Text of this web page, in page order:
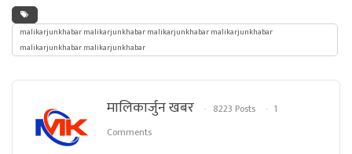
malikarjunkhabar malikarjunkhabar malikarjunkhabar malikarjunkhabar
malikarjunkhabar malikarjunkhabar
मालिकार्जुन खबर 8223 Posts
1
Comments